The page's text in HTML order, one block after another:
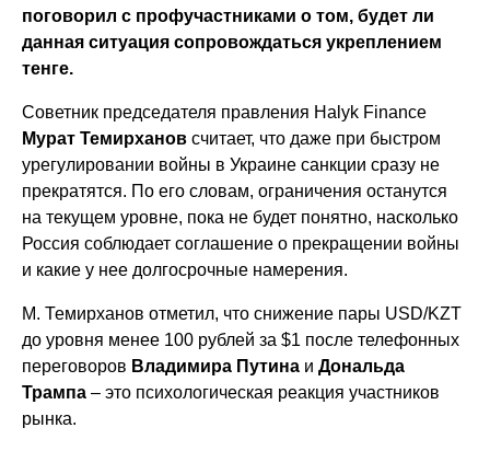
поговорил с профучастниками о том, будет ли
данная ситуация сопровождаться укреплением
тенге.
Советник председателя правления Halyk Finance
Мурат Темирханов считает, что даже при быстром
урегулировании войны в Украине санкции сразу не
прекратятся. По его словам, ограничения останутся
на текущем уровне, пока не будет понятно, насколько
Россия соблюдает соглашение о прекращении войны
и какие у нее долгосрочные намерения.
М. Темирханов отметил, что снижение пары USD/KZT
до уровня менее 100 рублей за $1 после телефонных
переговоров Владимира Путина иДональда
Трампа– это психологическая реакция участников
рынка.